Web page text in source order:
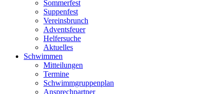
Sommerfest
Suppenfest
Vereinsbrunch
Adventsfeuer
Helfersuche
Aktuelles
Schwimmen
Mitteilungen
Termine
Schwimmgruppenplan
Ansprechpartner